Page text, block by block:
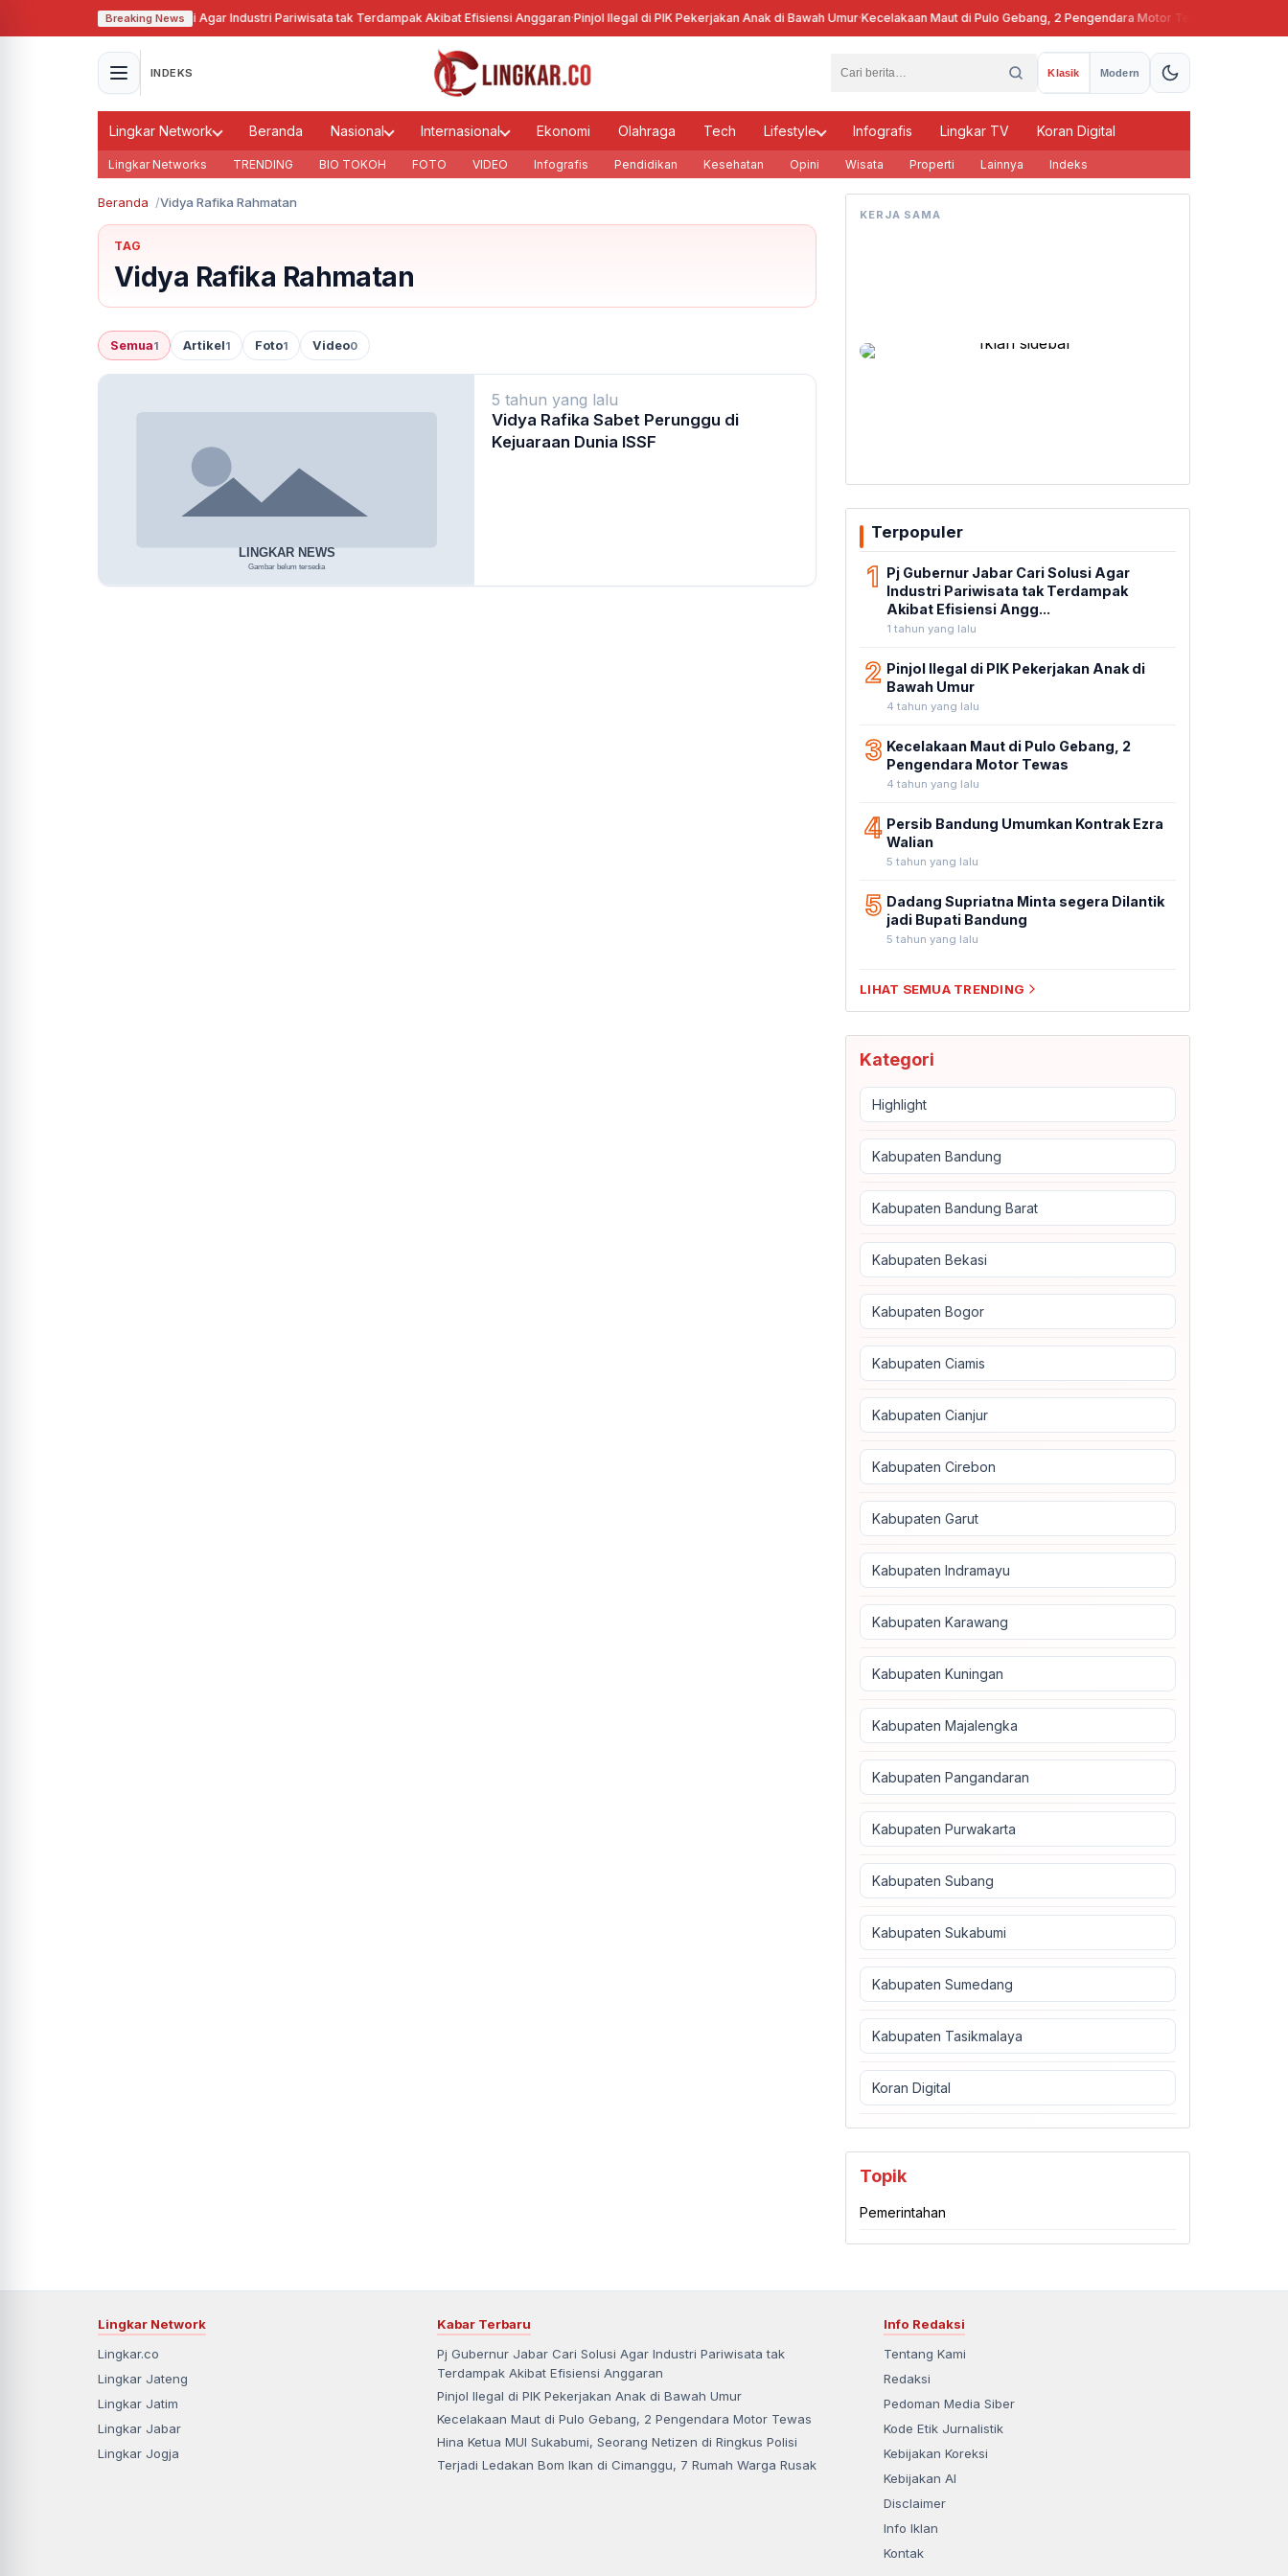
Breaking News
Pj Gubernur Jabar Cari Solusi Agar Industri Pariwisata tak Terdampak Akibat Efisiensi Anggaran·Pinjol Ilegal di PIK Pekerjakan Anak di Bawah Umur·Kecelakaan Maut di Pulo Gebang, 2 Pengendara Motor Tewas
INDEKS Klasik Modern
Lingkar Network Beranda Nasional Internasional Ekonomi Olahraga Tech Lifestyle Infografis Lingkar TV Koran Digital
Lingkar Networks TRENDING BIO TOKOH FOTO VIDEO Infografis Pendidikan Kesehatan Opini Wisata Properti Lainnya Indeks
Beranda Vidya Rafika Rahmatan
TAG
Vidya Rafika Rahmatan
Semua1 Artikel1 Foto1 Video0
5 tahun yang lalu
Vidya Rafika Sabet Perunggu di
Kejuaraan Dunia ISSF
KERJA SAMA
Terpopuler
1 Pj Gubernur Jabar Cari Solusi Agar
Industri Pariwisata tak Terdampak
Akibat Efisiensi Angg...
1 tahun yang lalu
2 Pinjol Ilegal di PIK Pekerjakan Anak di
Bawah Umur
4 tahun yang lalu
3 Kecelakaan Maut di Pulo Gebang, 2
Pengendara Motor Tewas
4 tahun yang lalu
4 Persib Bandung Umumkan Kontrak Ezra
Walian
5 tahun yang lalu
5 Dadang Supriatna Minta segera Dilantik
jadi Bupati Bandung
5 tahun yang lalu
LIHAT SEMUA TRENDING
Kategori
Highlight
Kabupaten Bandung
Kabupaten Bandung Barat
Kabupaten Bekasi
Kabupaten Bogor
Kabupaten Ciamis
Kabupaten Cianjur
Kabupaten Cirebon
Kabupaten Garut
Kabupaten Indramayu
Kabupaten Karawang
Kabupaten Kuningan
Kabupaten Majalengka
Kabupaten Pangandaran
Kabupaten Purwakarta
Kabupaten Subang
Kabupaten Sukabumi
Kabupaten Sumedang
Kabupaten Tasikmalaya
Koran Digital
Topik
Pemerintahan
Lingkar Network
Lingkar.co
Lingkar Jateng
Lingkar Jatim
Lingkar Jabar
Lingkar Jogja
Kabar Terbaru
Pj Gubernur Jabar Cari Solusi Agar Industri Pariwisata tak
Terdampak Akibat Efisiensi Anggaran
Pinjol Ilegal di PIK Pekerjakan Anak di Bawah Umur
Kecelakaan Maut di Pulo Gebang, 2 Pengendara Motor Tewas
Hina Ketua MUI Sukabumi, Seorang Netizen di Ringkus Polisi
Terjadi Ledakan Bom Ikan di Cimanggu, 7 Rumah Warga Rusak
Info Redaksi
Tentang Kami
Redaksi
Pedoman Media Siber
Kode Etik Jurnalistik
Kebijakan Koreksi
Kebijakan AI
Disclaimer
Info Iklan
Kontak